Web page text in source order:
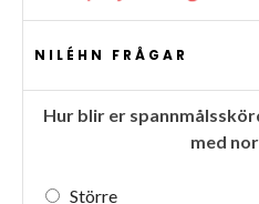
NILÉHN FRÅGAR
Hur blir er
med
Större